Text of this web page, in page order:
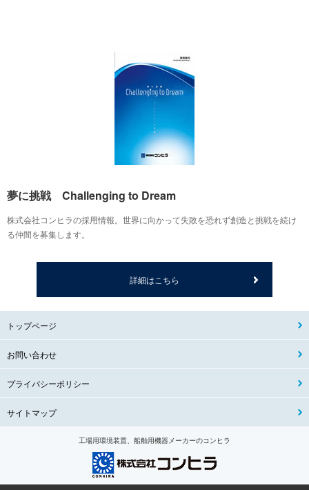
夢に挑戦 Challenging to Dream
株式会社コンヒラの採用情報。世界に向かって失敗を恐れず創造と挑戦を続け
る仲間を募集します。
詳細はこちら
トップページ
お問い合わせ
プライバシーポリシー
サイトマップ
工場用環境装置、船舶用機器メーカーのコンヒラ